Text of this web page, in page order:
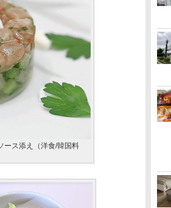
ス添え（洋食/韓国料